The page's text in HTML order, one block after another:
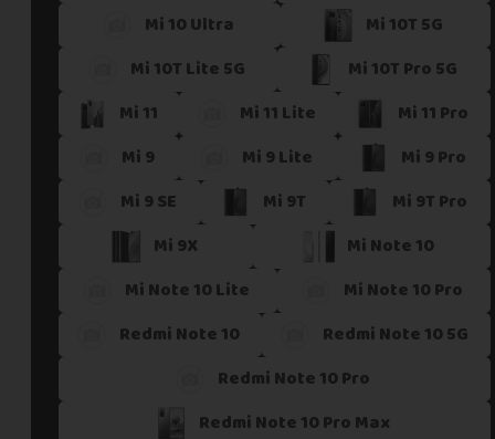
Si vous ne trouvez pas une offre correspondant aux
Vous pouvez éventuellement nous contacter.
Mi 10 Ultra
Mi 10T 5G
Mi 10T Lite 5G
Mi 10T Pro 5G
Mi 11
Mi 11 Lite
Mi 11 Pro
Mi 9
Mi 9 Lite
Mi 9 Pro
Mi 9 SE
Mi 9T
Mi 9T Pro
Mi 9X
Mi Note 10
Mi Note 10 Lite
Mi Note 10 Pro
Redmi Note 10
Redmi Note 10 5G
Redmi Note 10 Pro
Redmi Note 10 Pro Max